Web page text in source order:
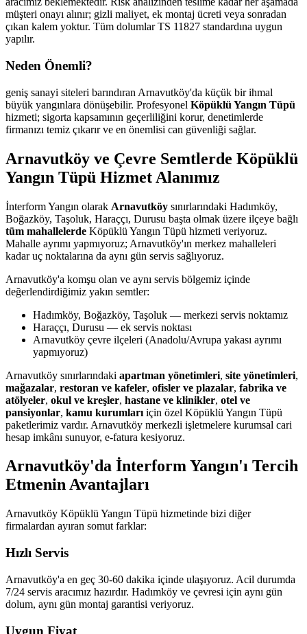
müşteri onayı alınır; gizli maliyet, ek montaj ücreti veya sonradan
çıkan kalem yoktur. Tüm dolumlar TS 11827 standardına uygun
yapılır.
Neden Önemli?
geniş sanayi siteleri barındıran Arnavutköy'da küçük bir ihmal
büyük yangınlara dönüşebilir. Profesyonel Köpüklü Yangın Tüpü
hizmeti; sigorta kapsamının geçerliliğini korur, denetimlerde
firmanızı temiz çıkarır ve en önemlisi can güvenliği sağlar.
Arnavutköy ve Çevre Semtlerde Köpüklü
Yangın Tüpü Hizmet Alanımız
İnterform Yangın olarak Arnavutköy sınırlarındaki Hadımköy,
Boğazköy, Taşoluk, Haraççı, Durusu başta olmak üzere ilçeye bağlı
tüm mahallelerde Köpüklü Yangın Tüpü hizmeti veriyoruz.
Mahalle ayrımı yapmıyoruz; Arnavutköy'ın merkez mahalleleri
kadar uç noktalarına da aynı gün servis sağlıyoruz.
Arnavutköy'a komşu olan ve aynı servis bölgemiz içinde
değerlendirdiğimiz yakın semtler:
Hadımköy, Boğazköy, Taşoluk — merkezi servis noktamız
Haraççı, Durusu — ek servis noktası
Arnavutköy çevre ilçeleri (Anadolu/Avrupa yakası ayrımı
yapmıyoruz)
Arnavutköy sınırlarındaki apartman yönetimleri, site yönetimleri,
mağazalar, restoran ve kafeler, ofisler ve plazalar, fabrika ve
atölyeler, okul ve kreşler, hastane ve klinikler, otel ve
pansiyonlar, kamu kurumları için özel Köpüklü Yangın Tüpü
paketlerimiz vardır. Arnavutköy merkezli işletmelere kurumsal cari
hesap imkânı sunuyor, e-fatura kesiyoruz.
Arnavutköy'da İnterform Yangın'ı Tercih
Etmenin Avantajları
Arnavutköy Köpüklü Yangın Tüpü hizmetinde bizi diğer
firmalardan ayıran somut farklar:
Hızlı Servis
Arnavutköy'a en geç 30-60 dakika içinde ulaşıyoruz. Acil durumda
7/24 servis aracımız hazırdır. Hadımköy ve çevresi için aynı gün
dolum, aynı gün montaj garantisi veriyoruz.
Uygun Fiyat